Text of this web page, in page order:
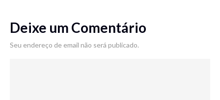
Deixe um Comentário
Seu endereço de email não será publicado.